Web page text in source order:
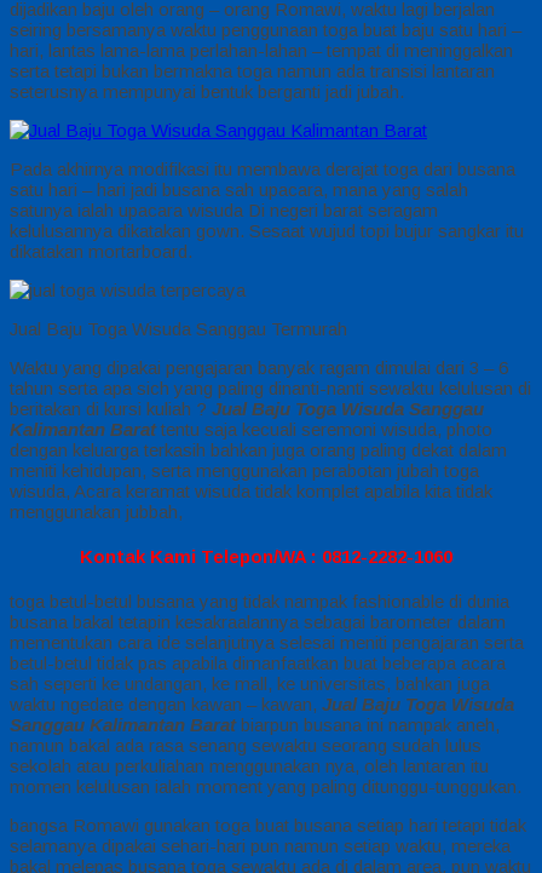
dijadikan baju oleh orang – orang Romawi, waktu lagi berjalan
seiring bersamanya waktu penggunaan toga buat baju satu hari –
hari, lantas lama-lama perlahan-lahan – tempat di meninggalkan
serta tetapi bukan bermakna toga namun ada transisi lantaran
seterusnya mempunyai bentuk berganti jadi jubah.
Pada akhirnya modifikasi itu membawa derajat toga dari busana
satu hari – hari jadi busana sah upacara, mana yang salah
satunya ialah upacara wisuda Di negeri barat seragam
kelulusannya dikatakan gown. Sesaat wujud topi bujur sangkar itu
dikatakan mortarboard.
Jual Baju Toga Wisuda Sanggau Termurah
Waktu yang dipakai pengajaran banyak ragam dimulai dari 3 – 6
tahun serta apa sich yang paling dinanti-nanti sewaktu kelulusan di
beritakan di kursi kuliah ? Jual Baju Toga Wisuda Sanggau
Kalimantan Barattentu saja kecuali seremoni wisuda, photo
dengan keluarga terkasih bahkan juga orang paling dekat dalam
meniti kehidupan, serta menggunakan perabotan jubah toga
wisuda, Acara keramat wisuda tidak komplet apabila kita tidak
menggunakan jubbah,
Kontak Kami Telepon/WA : 0812-2282-1060
toga betul-betul busana yang tidak nampak fashionable di dunia
busana bakal tetapin kesakraalannya sebagai barometer dalam
mementukan cara ide selanjutnya selesai meniti pengajaran serta
betul-betul tidak pas apabila dimanfaatkan buat beberapa acara
sah seperti ke undangan, ke mall, ke universitas, bahkan juga
waktu ngedate dengan kawan – kawan, Jual Baju Toga Wisuda
Sanggau Kalimantan Baratbiarpun busana ini nampak aneh,
namun bakal ada rasa senang sewaktu seorang sudah lulus
sekolah atau perkuliahan menggunakan nya, oleh lantaran itu
momen kelulusan ialah moment yang paling ditunggu-tunggukan.
bangsa Romawi gunakan toga buat busana setiap hari tetapi tidak
selamanya dipakai sehari-hari pun namun setiap waktu, mereka
bakal melepas busana toga sewaktu ada di dalam area, pun waktu